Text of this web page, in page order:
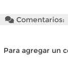
Comentarios:
Para agregar un